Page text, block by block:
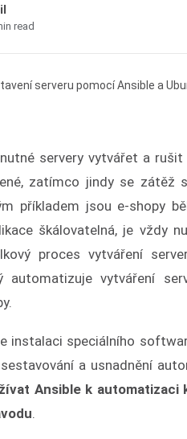
read
servery vytvářet a
zatímco jindy se zátěž
příkladem jsou e-shopy
škálovatelná, je vždy
proces vytváření
automatizuje vytváření
instalaci speciálního
a usnadnění
Ansible k automatizaci